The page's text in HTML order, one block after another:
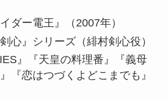
ダー電王』（2007年）
心』シリーズ（緋村剣心役）
』『天皇の料理番』『義母
『恋はつづくよどこまでも』